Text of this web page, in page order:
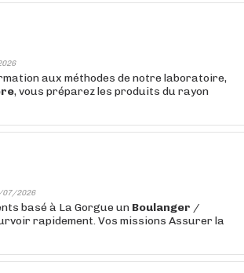
aux méthodes de notre laboratoire,
, vous préparez les produits du rayon
07/2026
basé à La Gorgue un Boulanger /
rapidement. Vos missions Assurer la